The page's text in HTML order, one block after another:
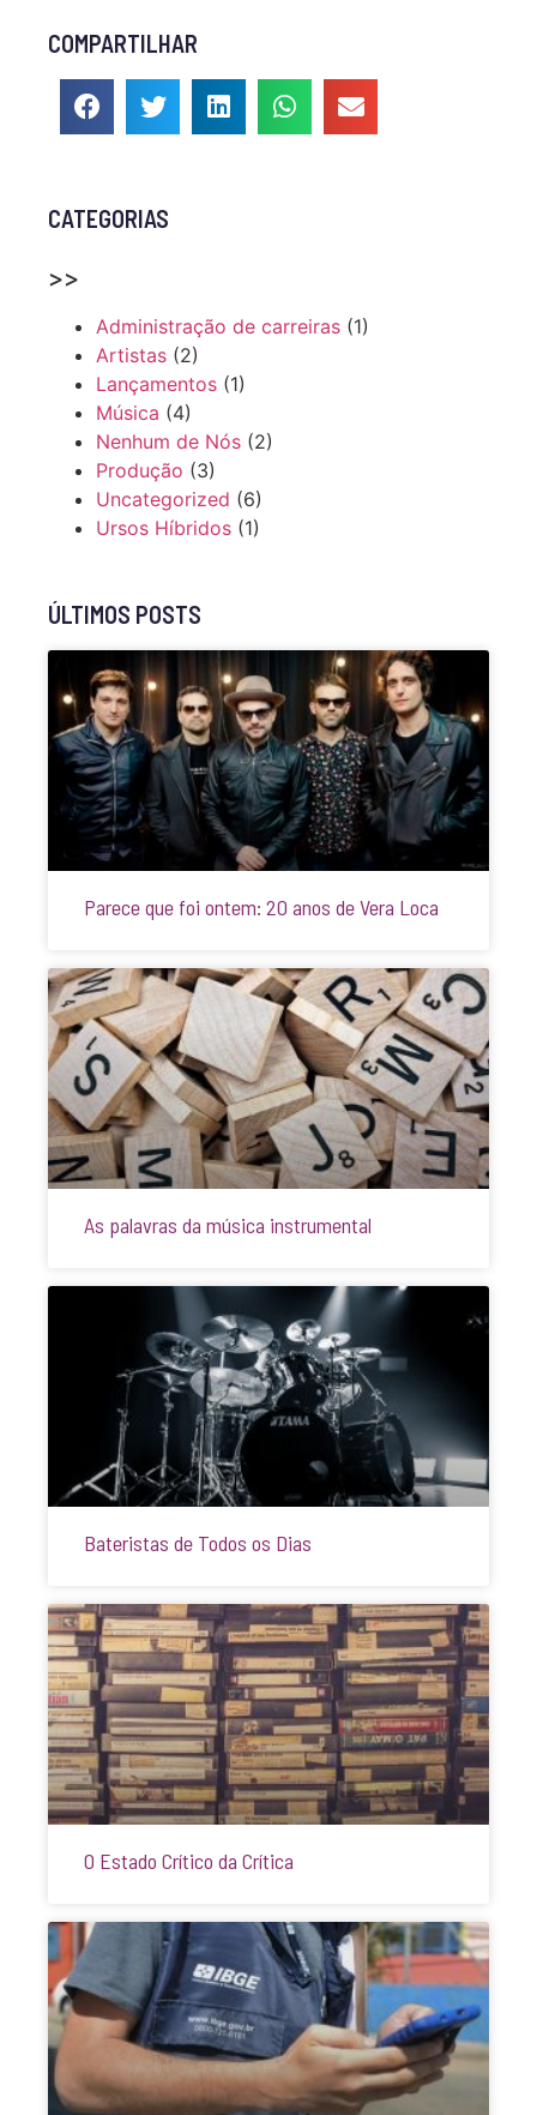
COMPARTILHAR
CATEGORIAS
>>
Administração de carreiras (1)
Artistas (2)
Lançamentos (1)
Música (4)
Nenhum de Nós (2)
Produção (3)
Uncategorized (6)
Ursos Híbridos (1)
ÚLTIMOS POSTS
Parece que foi ontem: 20 anos de Vera Loca
As palavras da música instrumental
Bateristas de Todos os Dias
O Estado Crítico da Crítica